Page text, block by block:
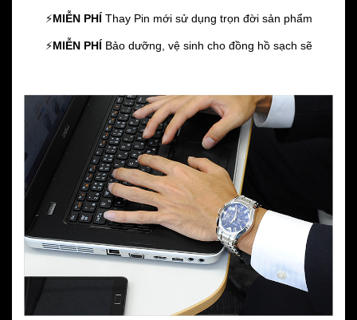
⚡️MIỄN PHÍ Thay Pin mới sử dụng trọn đời sản phẩm
⚡️MIỄN PHÍ Bảo dưỡng, vệ sinh cho đồng hồ sạch sẽ